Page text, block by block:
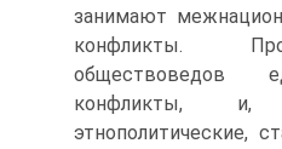
занимают
конфликты.
обществоведов
конфликты, и,
этнополитические,